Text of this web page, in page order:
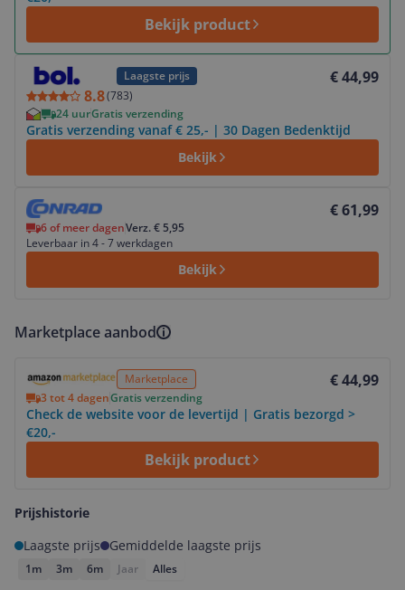
Bekijk product
Laagste prijs
8.8(783)
€ 44,99
24 uurGratis verzending
Gratis verzending vanaf € 25,- | 30 Dagen Bedenktijd
Bekijk
Bekijk product
€ 61,99
6 of meer dagenVerz. € 5,95
Leverbaar in 4 - 7 werkdagen
Bekijk
Bekijk product
Marketplace aanbod
Marketplace € 44,99
3 tot 4 dagenGratis verzending
Check de website voor de levertijd | Gratis bezorgd >
€20,-
Bekijk product
Prijshistorie
Laagste prijs
Gemiddelde laagste prijs
1m 3m 6m Jaar Alles